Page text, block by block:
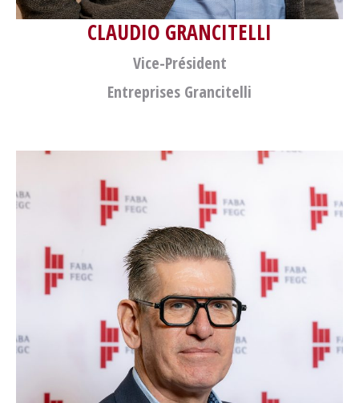
CLAUDIO GRANCITELLI
Vice-Président
Entreprises Grancitelli